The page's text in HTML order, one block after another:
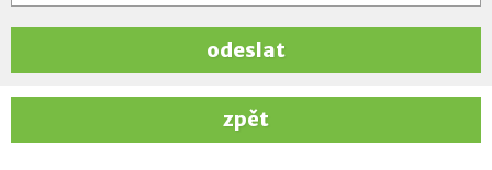
odeslat
zpět